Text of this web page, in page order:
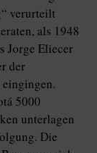
verurteilt
als 1948
Jorge Eliecer
der
5000
unterlagen
Die